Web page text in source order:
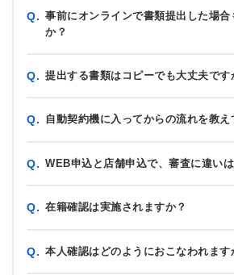
Q. 事前にオンラインで書類提出した場合
か？
Q. 提出する書類はコピーでも大丈夫です
Q. 自動契約機に入ってからの流れを教え
Q. WEB申込と店舗申込で、審査に違い
Q. 在籍確認は実施されますか？
Q. 本人確認はどのようにおこなわれます